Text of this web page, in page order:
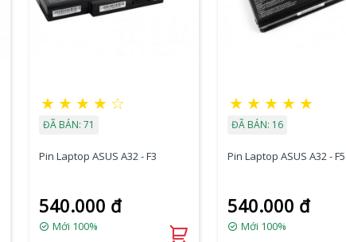
★ ★ ★ ★ ☆
ĐÃ BÁN: 71
Pin Laptop ASUS A32 - F3
540.000 đ
Mới 100%
★ ★ ★ ★ ★
ĐÃ BÁN: 16
Pin Laptop ASUS A32 - F5
540.000 đ
Mới 100%